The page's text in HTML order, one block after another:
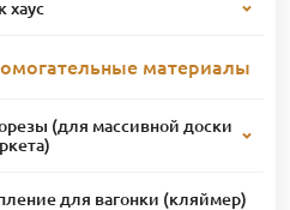
хаус
материалы
(для массивной доски
для вагонки (кляймер)